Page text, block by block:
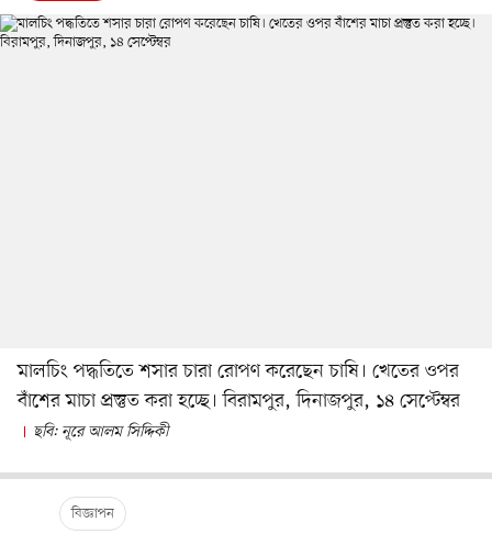
মালচিং পদ্ধতিতে শসার চারা রোপণ করেছেন চাষি। খেতের ওপর
বাঁশের মাচা প্রস্তুত করা হচ্ছে। বিরামপুর, দিনাজপুর, ১৪ সেপ্টেম্বর
ছবি: নূরে আলম সিদ্দিকী